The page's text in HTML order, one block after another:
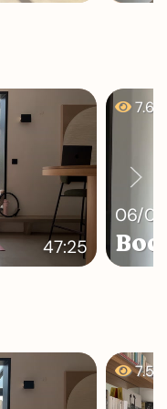
47:25
06/
7.6k
7.5k